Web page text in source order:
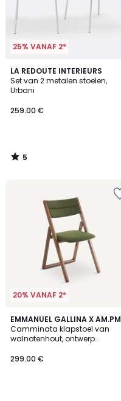
25% VANAF 2*
LA REDOUTE INTERIEURS
Set van 2 metalen stoelen,
Urbani
259.00 €
5
/
5
5
/
20% VANAF 2*
EMMANUEL GALLINA X AM.PM
Camminata klapstoel van
walnotenhout, ontwerp
299.00 €